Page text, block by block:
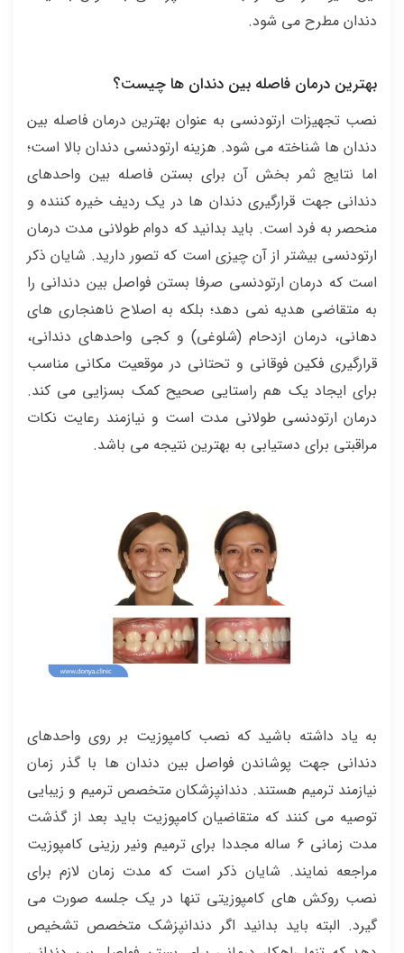
دندان مطرح می شود.
بهترین درمان فاصله بین دندان ها چیست؟
نصب تجهیزات ارتودنسی به عنوان بهترین درمان فاصله بین
دندان ها شناخته می شود. هزینه ارتودنسی دندان بالا است؛
اما نتایج ثمر بخش آن برای بستن فاصله بین واحدهای
دندانی جهت قرارگیری دندان ها در یک ردیف خیره کننده و
منحصر به فرد است. باید بدانید که دوام طولانی مدت درمان
ارتودنسی بیشتر از آن چیزی است که تصور دارید. شایان ذکر
است که درمان ارتودنسی صرفا بستن فواصل بین دندانی را
به متقاضی هدیه نمی دهد؛ بلکه به اصلاح ناهنجاری های
دهانی، درمان ازدحام (شلوغی) و کجی واحدهای دندانی،
قرارگیری فکین فوقانی و تحتانی در موقعیت مکانی مناسب
برای ایجاد یک هم راستایی صحیح کمک بسزایی می کند.
درمان ارتودنسی طولانی مدت است و نیازمند رعایت نکات
مراقبتی برای دستیابی به بهترین نتیجه می باشد.
به یاد داشته باشید که نصب کامپوزیت بر روی واحدهای
دندانی جهت پوشاندن فواصل بین دندان ها با گذر زمان
نیازمند ترمیم هستند. دندانپزشکان متخصص ترمیم و زیبایی
توصیه می کنند که متقاضیان کامپوزیت باید بعد از گذشت
مدت زمانی 6 ساله مجددا برای ترمیم ونیر رزینی کامپوزیت
مراجعه نمایند. شایان ذکر است که مدت زمان لازم برای
نصب روکش های کامپوزیتی تنها در یک جلسه صورت می
گیرد. البته باید بدانید اگر دندانپزشک متخصص تشخیص